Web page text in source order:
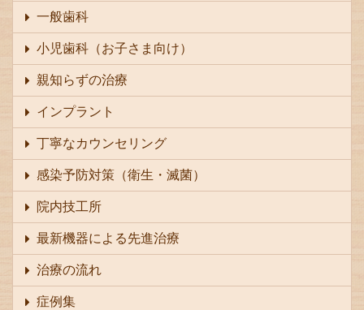
一般歯科
小児歯科（お子さま向け）
親知らずの治療
インプラント
丁寧なカウンセリング
感染予防対策（衛生・滅菌）
院内技工所
最新機器による先進治療
治療の流れ
症例集